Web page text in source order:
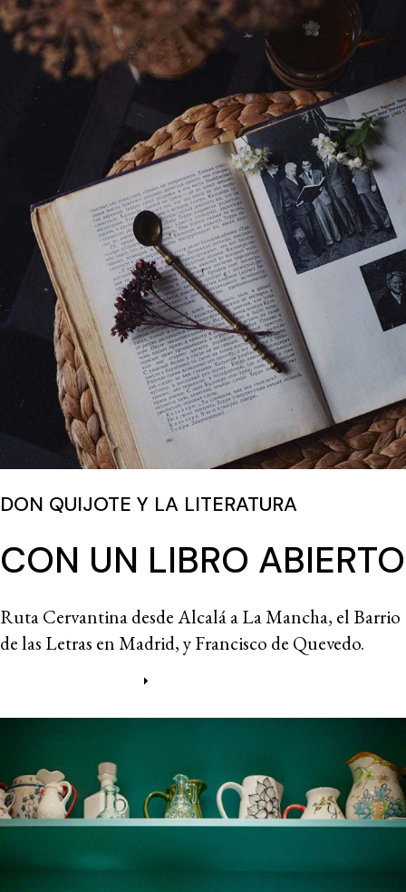
DON QUIJOTE Y LA LITERATURA
CON UN LIBRO ABIERTO
Ruta Cervantina desde Alcalá a La Mancha, el Barrio
de las Letras en Madrid, y Francisco de Quevedo.